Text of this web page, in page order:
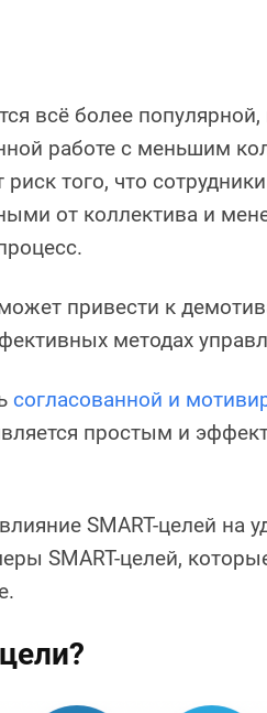
всё более
работе с меньшим
того, что
от коллектива и
привести к
методах
согласованной и
простым и
SMART-целей на
SMART-целей,